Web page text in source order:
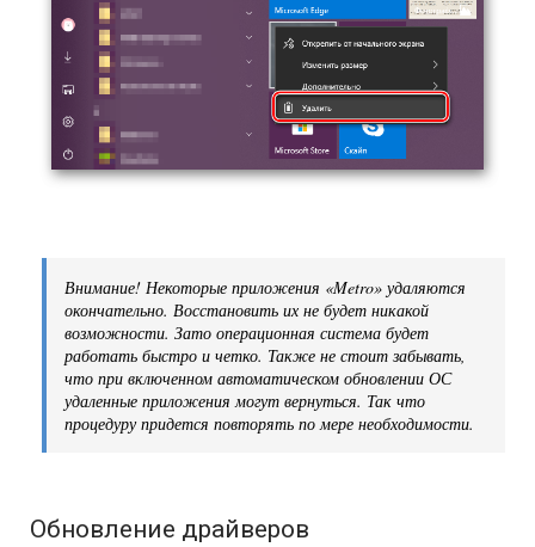
Внимание! Некоторые приложения «Metro» удаляются
окончательно. Восстановить их не будет никакой
возможности. Зато операционная система будет
работать быстро и четко. Также не стоит забывать,
что при включенном автоматическом обновлении ОС
удаленные приложения могут вернуться. Так что
процедуру придется повторять по мере необходимости.
Обновление драйверов